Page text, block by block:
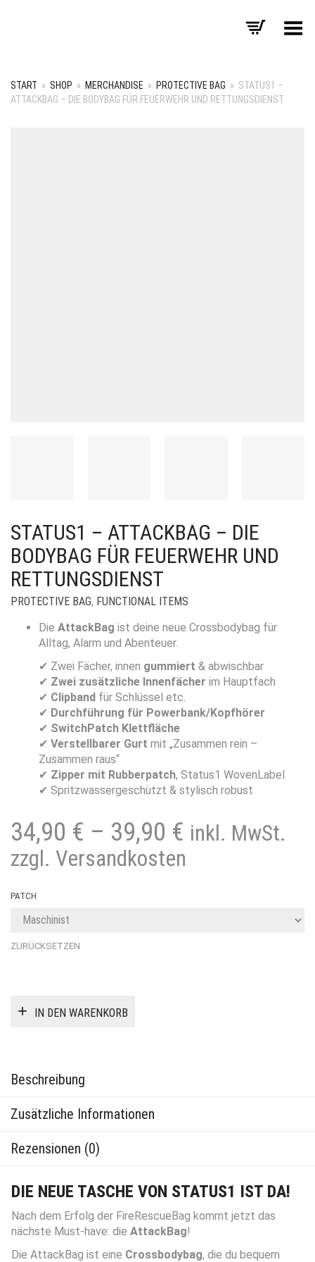
Menü umschalten
START » SHOP » MERCHANDISE » PROTECTIVE BAG » STATUS1 –
ATTACKBAG – DIE BODYBAG FÜR FEUERWEHR UND RETTUNGSDIENST
STATUS1 – ATTACKBAG – DIE
BODYBAG FÜR FEUERWEHR UND
RETTUNGSDIENST
PROTECTIVE BAG, FUNCTIONAL ITEMS
Die AttackBag ist deine neue Crossbodybag für
Alltag, Alarm und Abenteuer.
✔ Zwei Fächer, innen gummiert & abwischbar
✔ Zwei zusätzliche Innenfächer im Hauptfach
✔ Clipband für Schlüssel etc.
✔ Durchführung für Powerbank/Kopfhörer
✔ SwitchPatch Klettfläche
✔ Verstellbarer Gurt mit „Zusammen rein –
Zusammen raus“
✔ Zipper mit Rubberpatch, Status1 WovenLabel
✔ Spritzwassergeschützt & stylisch robust
34,90 € – 39,90 € inkl. MwSt.
zzgl. Versandkosten
PATCH
ZURÜCKSETZEN
IN DEN WARENKORB
Beschreibung
Zusätzliche Informationen
Rezensionen (0)
DIE NEUE TASCHE VON STATUS1 IST DA!
Nach dem Erfolg der FireRescueBag kommt jetzt das
nächste Must-have: die AttackBag!
Die AttackBag ist eine Crossbodybag, die du bequem